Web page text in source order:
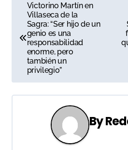
v
g
a
Victorino Martín en
Villaseca de la
Sagra: “Ser hijo de un
genio es una
responsabilidad
enorme, pero
también un
privilegio”
By